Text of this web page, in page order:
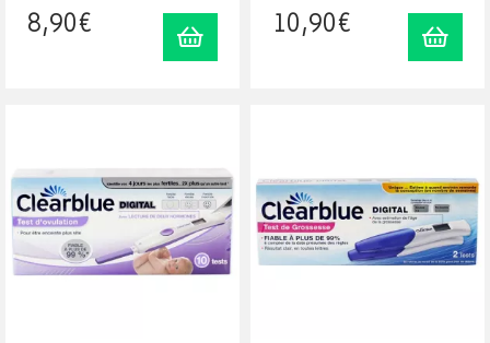
8,90€ Ajouter au panier
10,90€